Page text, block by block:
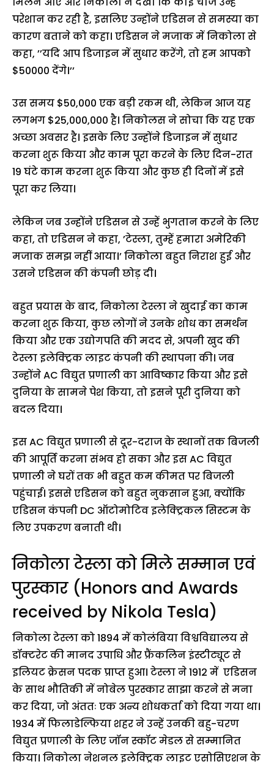
परेशान कर रही है, इसलिए उन्होंने एडिसन से समस्या का
कारण बताने को कहा। एडिसन ने मजाक में निकोला से
कहा, ’’यदि आप डिजाइन में सुधार करेंगे, तो हम आपको
$50000 देंगे।’’
उस समय $50,000 एक बड़ी रकम थी, लेकिन आज यह
लगभग $25,000,000 है। निकोलस ने सोचा कि यह एक
अच्छा अवसर है। इसके लिए उन्होंने डिजाइन में सुधार
करना शुरू किया और काम पूरा करने के लिए दिन-रात
19 घंटे काम करना शुरू किया और कुछ ही दिनों में इसे
पूरा कर लिया।
लेकिन जब उन्होंने एडिसन से उन्हें भुगतान करने के लिए
कहा, तो एडिसन ने कहा, ’टेस्ला, तुम्हें हमारा अमेरिकी
मजाक समझ नहीं आया।’ निकोला बहुत निराश हुई और
उसने एडिसन की कंपनी छोड़ दी।
बहुत प्रयास के बाद, निकोला टेस्ला ने खुदाई का काम
करना शुरू किया, कुछ लोगों ने उनके शोध का समर्थन
किया और एक उद्योगपति की मदद से, अपनी खुद की
टेस्ला इलेक्ट्रिक लाइट कंपनी की स्थापना की। जब
उन्होंने AC विद्युत प्रणाली का आविष्कार किया और इसे
दुनिया के सामने पेश किया, तो इसने पूरी दुनिया को
बदल दिया।
इस AC विद्युत प्रणाली से दूर-दराज के स्थानों तक बिजली
की आपूर्ति करना संभव हो सका और इस AC विद्युत
प्रणाली ने घरों तक भी बहुत कम कीमत पर बिजली
पहुंचाई। इससे एडिसन को बहुत नुकसान हुआ, क्योंकि
एडिसन कंपनी DC ऑटोमोटिव इलेक्ट्रिकल सिस्टम के
लिए उपकरण बनाती थी।
निकोला टेस्ला को मिले सम्मान एवं
पुरस्कार (Honors and Awards
received by Nikola Tesla)
निकोला टेस्ला को 1894 में कोलंबिया विश्वविद्यालय से
डॉक्टरेट की मानद उपाधि और फ्रैंकलिन इंस्टीट्यूट से
इलियट क्रेसन पदक प्राप्त हुआ। टेस्ला ने 1912 में एडिसन
के साथ भौतिकी में नोबेल पुरस्कार साझा करने से मना
कर दिया, जो अंततः एक अन्य शोधकर्ता को दिया गया था।
1934 में फिलाडेल्फिया शहर ने उन्हें उनकी बहु-चरण
विद्युत प्रणाली के लिए जॉन स्कॉट मेडल से सम्मानित
किया। निकोला नेशनल इलेक्ट्रिक लाइट एसोसिएशन के